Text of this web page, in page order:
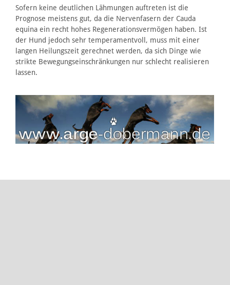
Sofern keine deutlichen Lähmungen auftreten ist die
Prognose meistens gut, da die Nervenfasern der Cauda
equina ein recht hohes Regenerationsvermögen haben. Ist
der Hund jedoch sehr temperamentvoll, muss mit einer
langen Heilungszeit gerechnet werden, da sich Dinge wie
strikte Bewegungseinschränkungen nur schlecht realisieren
lassen.